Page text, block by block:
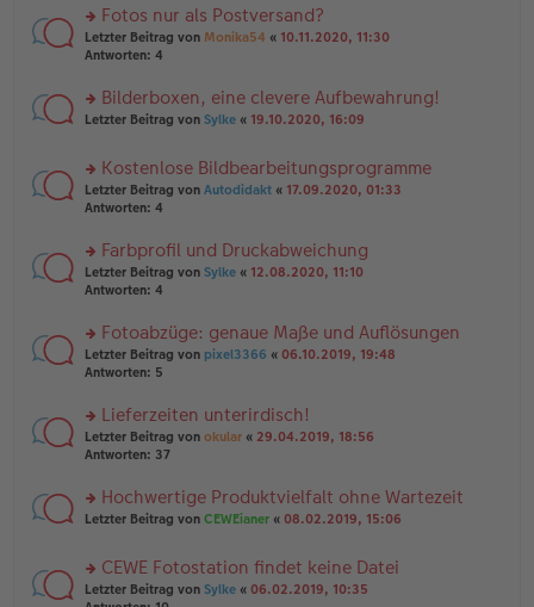
tr
a
g
e
n
er
tr
a
n
g
el
e
n
ei
tr
a
rs
te
n
g
es
e
n
er
ei
tr
a
Fotos nur als Postversand?
Letzter Beitrag von Monika54 « 10.11.2020, 11:30
Antworten: 4
rs
u
n
g
es
e
n
er
ei
tr
a
Bilderboxen, eine clevere Aufbewahrung!
Letzter Beitrag von Sylke « 19.10.2020, 16:09
rs
te
n
g
el
e
n
er
tr
a
g
Kostenlose Bildbearbeitungsprogramme
Letzter Beitrag von Autodidakt « 17.09.2020, 01:33
Antworten: 4
rs
te
n
g
el
e
n
er
tr
a
Farbprofil und Druckabweichung
Letzter Beitrag von Sylke « 12.08.2020, 11:10
Antworten: 4
rs
te
n
g
el
e
n
ei
tr
Fotoabzüge: genaue Maße und Auflösungen
Letzter Beitrag von pixel3366 « 06.10.2019, 19:48
Antworten: 5
rs
te
n
g
es
e
n
Lieferzeiten unterirdisch!
Letzter Beitrag von okular « 29.04.2019, 18:56
Antworten: 37
rs
u
n
Hochwertige Produktvielfalt ohne Wartezeit
Letzter Beitrag von CEWEianer « 08.02.2019, 15:06
rs
CEWE Fotostation findet keine Datei
Letzter Beitrag von Sylke « 06.02.2019, 10:35